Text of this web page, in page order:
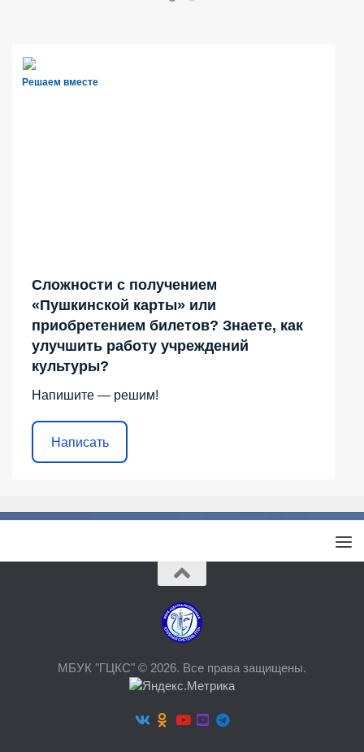
Решаем вместе
Сложности с получением
«Пушкинской карты» или
приобретением билетов? Знаете, как
улучшить работу учреждений
культуры?
Напишите — решим!
Написать
МБУК "ГЦКС" © 2026. Все права защищены.